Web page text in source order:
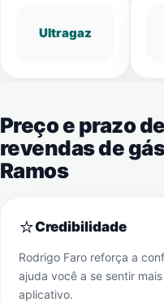
Ultragaz
Preço e prazo
revendas de
Ramos
⭐Credibilidade
Rodrigo Faro reforça a
ajuda você a se sentir
aplicativo.